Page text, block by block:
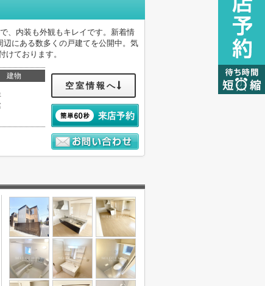
、内装も外観もキレイです。新着情
にある数多くの戸建てを公開中。気
ております。
建物
空室情報へ